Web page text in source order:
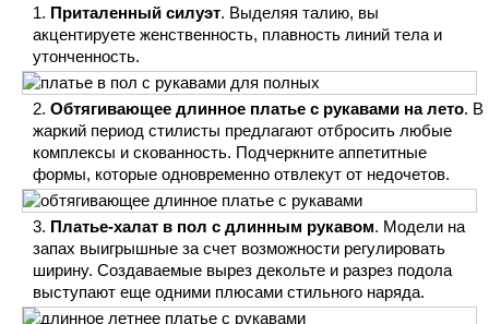
Приталенный силуэт. Выделяя талию, вы
акцентируете женственность, плавность линий тела и
утонченность.
Обтягивающее длинное платье с рукавами на лето. В
жаркий период стилисты предлагают отбросить любые
комплексы и скованность. Подчеркните аппетитные
формы, которые одновременно отвлекут от недочетов.
Платье-халат в пол с длинным рукавом. Модели на
запах выигрышные за счет возможности регулировать
ширину. Создаваемые вырез декольте и разрез подола
выступают еще одними плюсами стильного наряда.